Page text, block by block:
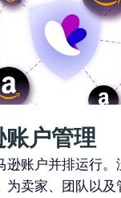
户管理
逊账户并排运行。
为卖家、团队以及